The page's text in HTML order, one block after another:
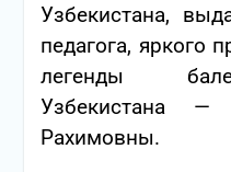
Узбекистана,
педагога, яркого
легенды
Узбекистана —
Рахимовны.